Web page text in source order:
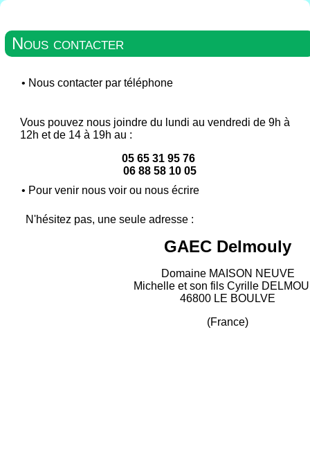
Nous contacter
• Nous contacter par téléphone
Vous pouvez nous joindre du lundi au vendredi de 9h à
12h et de 14 à 19h au :
05 65 31 95 76
06 88 58 10 05
• Pour venir nous voir ou nous écrire
N'hésitez pas, une seule adresse :
GAEC Delmouly
Domaine MAISON NEUVE
Michelle et son fils Cyrille
46800 LE BOULVE
(France)